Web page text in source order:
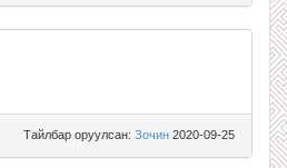
Тайлбар оруулсан: Зочин 2020-09-25